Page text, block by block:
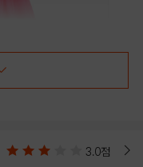
3.0점